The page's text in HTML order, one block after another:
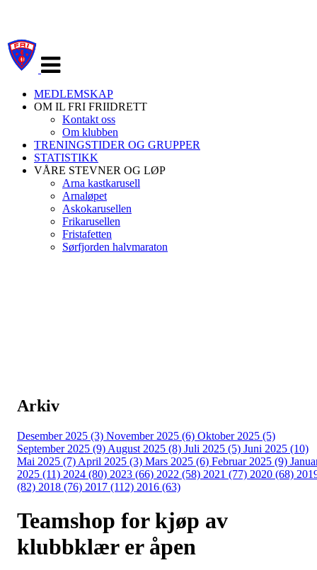
navigasjon
MEDLEMSKAP
OM IL FRI FRIIDRETT
Kontakt oss
Om klubben
TRENINGSTIDER OG GRUPPER
STATISTIKK
VÅRE STEVNER OG LØP
Arna kastkarusell
Arnaløpet
Askokarusellen
Frikarusellen
Fristafetten
Sørfjorden halvmaraton
Arkiv
Desember 2025 (3) November 2025 (6) Oktober 2025 (5)
September 2025 (9) August 2025 (8) Juli 2025 (5) Juni 2025 (10)
Mai 2025 (7) April 2025 (3) Mars 2025 (6) Februar 2025 (9)
2025 (11) 2024 (80) 2023 (66) 2022 (58) 2021 (77) 2020 (68)
(82) 2018 (76) 2017 (112) 2016 (63)
Teamshop for kjøp av
klubbklær er åpen